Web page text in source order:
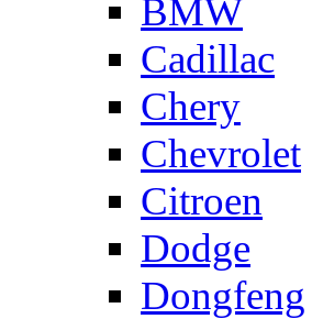
BMW
Cadillac
Chery
Chevrolet
Citroen
Dodge
Dongfeng